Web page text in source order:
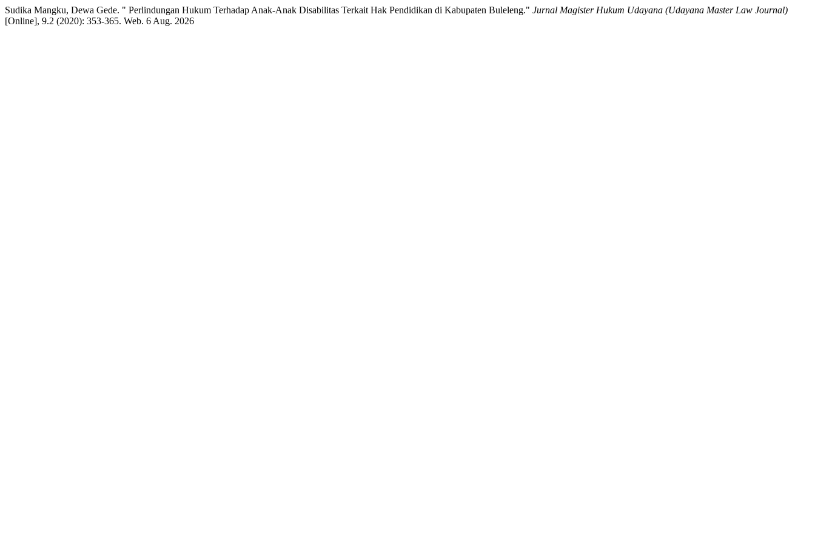
Sudika Mangku, Dewa Gede. " Perlindungan Hukum Terhadap Anak-Anak Disabilitas Terkait Hak Pendidikan di Kabupaten Buleleng." Jurnal Magister Hukum Udayana (Udayana Master Law Journal)
[Online], 9.2 (2020): 353-365. Web. 6 Aug. 2026